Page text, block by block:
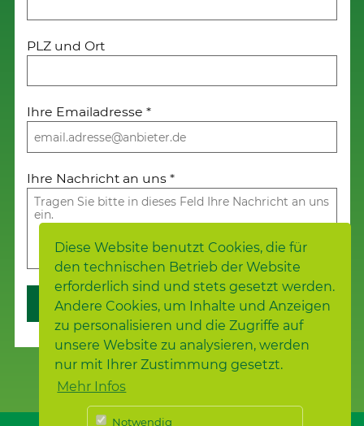
Diese Website benutzt Cookies, die für
den technischen Betrieb der Website
erforderlich sind und stets gesetzt werden.
Andere Cookies, um Inhalte und Anzeigen
zu personalisieren und die Zugriffe auf
unsere Website zu analysieren, werden
nur mit Ihrer Zustimmung gesetzt.
Mehr Infos
Notwendig
PLZ und Ort
Ihre Emailadresse*
Ihre Nachricht an uns*
Weiter